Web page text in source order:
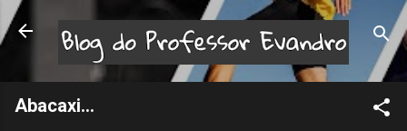
Pular para o conteúdo principal
Abacaxi...